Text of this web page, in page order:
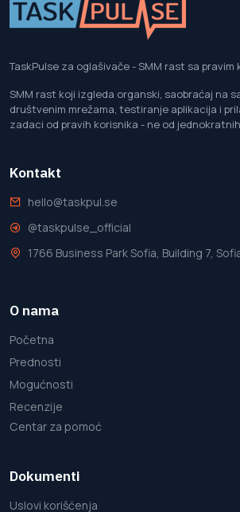
TaskPulse za oglašivače - SMM rast sa pravim
SMM rast koji izgleda organski, saobraćaj na
društvenim mrežama, testiranje aplikacija i
zadaci od pravih korisnika - ne od
Kontakt
hello@taskpul.se
@taskpulse_official
1766 Business Park Sofia, Building 7,
O nama
Početna
Prednosti
Mogućnosti
Recenzije
Centar za pomoć
Dokumenti
Uslovi korišćenja